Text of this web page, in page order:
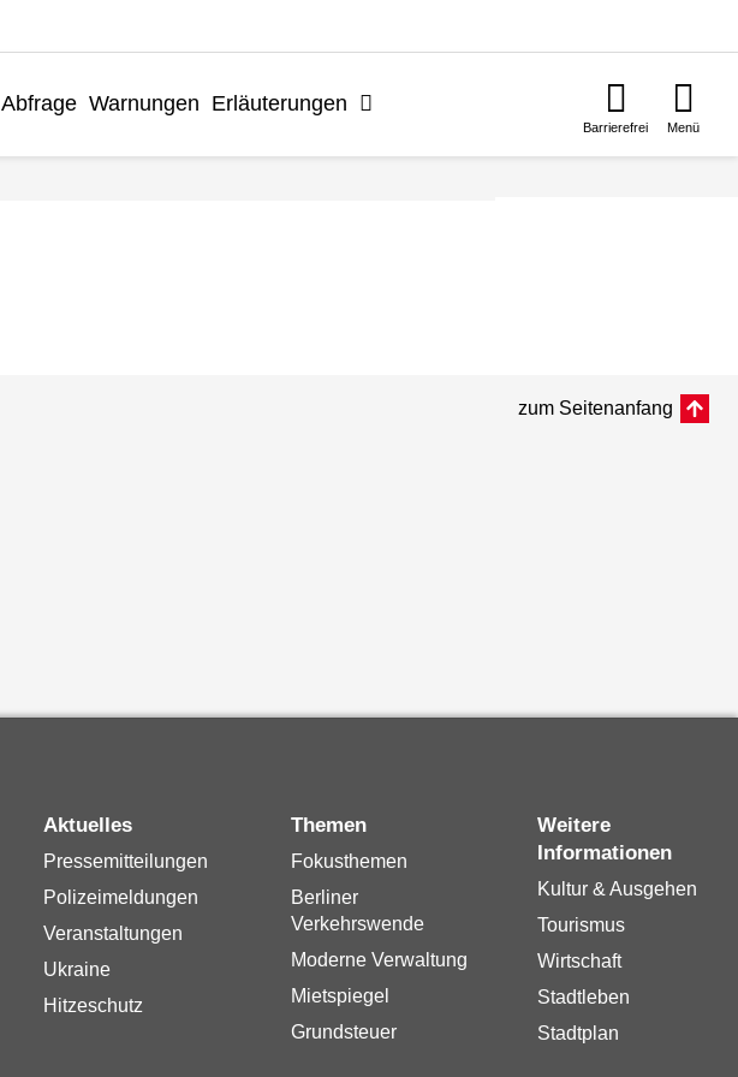
Abfrage Warnungen Erläuterungen
Barrierefrei Menü
zum Seitenanfang
Aktuelles
Pressemitteilungen
Polizeimeldungen
Veranstaltungen
Ukraine
Hitzeschutz
Themen
Fokusthemen
Berliner
Verkehrswende
Moderne Verwaltung
Mietspiegel
Grundsteuer
Weitere
Informationen
Kultur & Ausgehen
Tourismus
Wirtschaft
Stadtleben
Stadtplan